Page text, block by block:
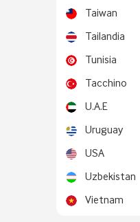
Taiwan
Tailandia
Tunisia
Tacchino
U.A.E
Uruguay
USA
Uzbekistan
Vietnam